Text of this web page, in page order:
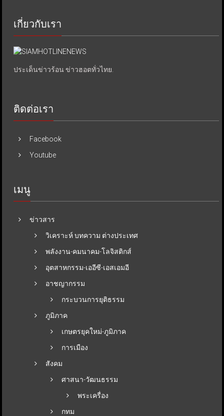
เกี่ยวกับเรา
ประเด็นข่าวร้อน ข่าวฮอตทั่วไทย.
ติดต่อเรา
Facebook
Youtube
เมนู
ข่าวสาร
วิเคราะห์ บทความ ต่างประเทศ
พลังงาน-คมนาคม-โลจิสติกส์
อุตสาหกรรม-เออีซี-เอสเอมอี
อาชญากรรม
กระบวนการยุติธรรม
ภูมิภาค
เกษตรยุคใหม่-ภูมิภาค
การเมือง
สังคม
ศาสนา-วัฒนธรรม
พระเครื่อง
กทม